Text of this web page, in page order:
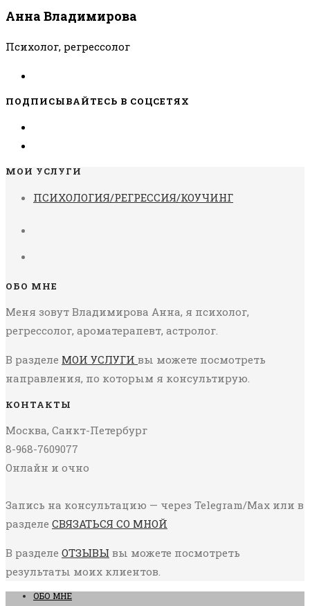
Анна Владимирова
Психолог, регрессолог
ПОДПИСЫВАЙТЕСЬ В СОЦСЕТЯХ
МОИ УСЛУГИ
ПСИХОЛОГИЯ/РЕГРЕССИЯ/КОУЧИНГ
ОБО МНЕ
Меня зовут Владимирова Анна, я психолог,
регрессолог, ароматерапевт, астролог.
В разделе МОИ УСЛУГИ вы можете посмотреть
направления, по которым я консультирую.
КОНТАКТЫ
Москва, Санкт-Петербург
8-968-7609077
Онлайн и очно
Запись на консультацию — через Telegram/Max или в
разделе СВЯЗАТЬСЯ СО МНОЙ
В разделе ОТЗЫВЫ вы можете посмотреть
результаты моих клиентов.
ОБО МНЕ